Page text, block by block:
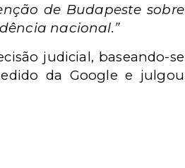
de Budapeste sobre
nacional.”
judicial, baseando-se
da Google e julgou